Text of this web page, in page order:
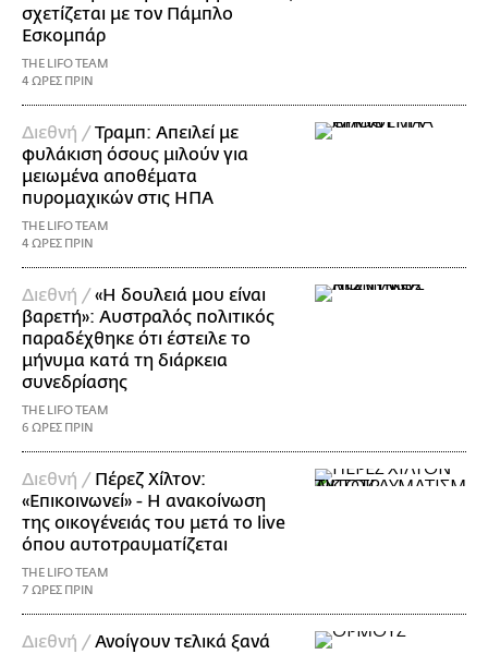
σχετίζεται με τον Πάμπλο
Εσκομπάρ
THE LIFO TEAM
4 ΩΡΕΣ ΠΡΙΝ
Διεθνή /Τραμπ: Απειλεί με
φυλάκιση όσους μιλούν για
μειωμένα αποθέματα
πυρομαχικών στις ΗΠΑ
THE LIFO TEAM
4 ΩΡΕΣ ΠΡΙΝ
Διεθνή /«Η δουλειά μου είναι
βαρετή»: Αυστραλός πολιτικός
παραδέχθηκε ότι έστειλε το
μήνυμα κατά τη διάρκεια
συνεδρίασης
THE LIFO TEAM
6 ΩΡΕΣ ΠΡΙΝ
Διεθνή / Πέρεζ Χίλτον:
«Επικοινωνεί» - Η ανακοίνωση
της οικογένειάς του μετά το live
όπου αυτοτραυματίζεται
THE LIFO TEAM
7 ΩΡΕΣ ΠΡΙΝ
Διεθνή /Ανοίγουν τελικά ξανά